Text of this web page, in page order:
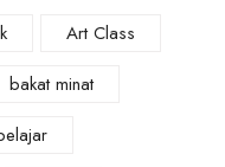
Art Class
bakat minat